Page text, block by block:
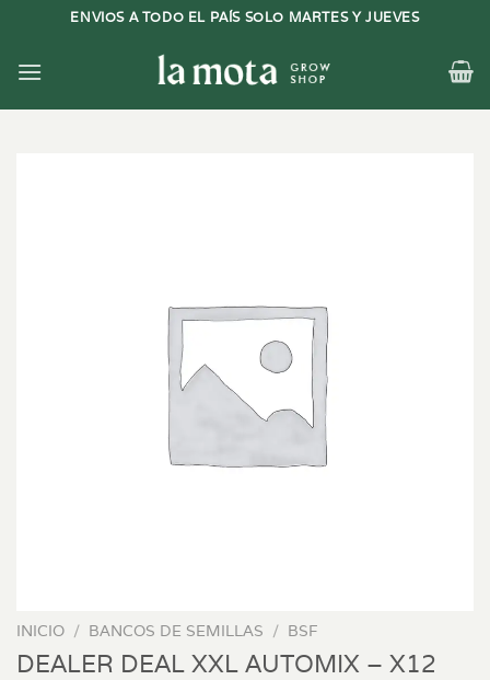
contenido
ENVIOS A TODO EL PAÍS SOLO MARTES Y JUEVES
INICIO / BANCOS DE SEMILLAS / BSF
DEALER DEAL XXL AUTOMIX – X12